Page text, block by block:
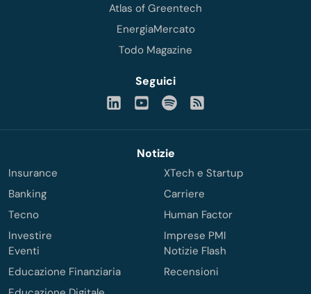
Atlas of Greentech
EnergiaMercato
Todo Magazine
Seguici
Notizie
Insurance
Banking
Tecno
Investire
XTech e Startup
Carriere
Human Factor
Imprese PMI
Eventi
Educazione Finanziaria
Notizie Flash
Recensioni